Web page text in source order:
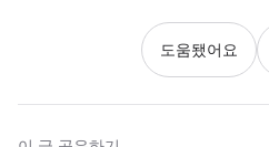
도움됐어요